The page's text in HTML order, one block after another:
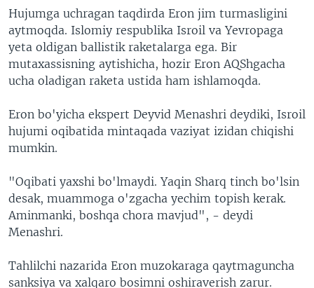
Hujumga uchragan taqdirda Eron jim turmasligini
aytmoqda. Islomiy respublika Isroil va Yevropaga
yeta oldigan ballistik raketalarga ega. Bir
mutaxassisning aytishicha, hozir Eron AQShgacha
ucha oladigan raketa ustida ham ishlamoqda.
Eron bo'yicha ekspert Deyvid Menashri deydiki, Isroil
hujumi oqibatida mintaqada vaziyat izidan chiqishi
mumkin.
"Oqibati yaxshi bo'lmaydi. Yaqin Sharq tinch bo'lsin
desak, muammoga o'zgacha yechim topish kerak.
Aminmanki, boshqa chora mavjud", - deydi
Menashri.
Tahlilchi nazarida Eron muzokaraga qaytmaguncha
sanksiya va xalqaro bosimni oshiraverish zarur.